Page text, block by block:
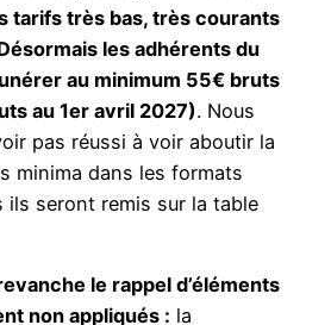
tarifs très bas, très courants
les adhérents du
au minimum 55€ bruts
au 1er avril 2027). Nous
pas réussi à voir aboutir la
minima dans les formats
ils seront remis sur la table
le rappel d’éléments
non appliqués : la